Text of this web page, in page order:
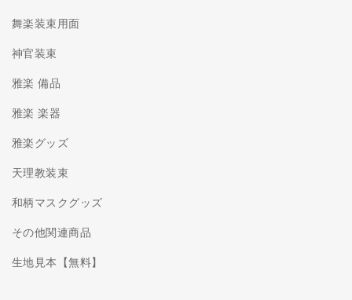
舞楽装束用面
神官装束
雅楽 備品
雅楽 楽器
雅楽グッズ
天理教装束
和柄マスクグッズ
その他関連商品
生地見本【無料】